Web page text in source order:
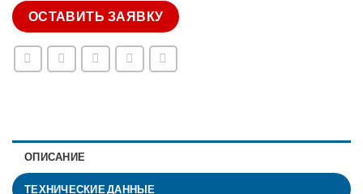
ОСТАВИТЬ ЗАЯВКУ
ОПИСАНИЕ
ТЕХНИЧЕСКИЕ ДАННЫЕ